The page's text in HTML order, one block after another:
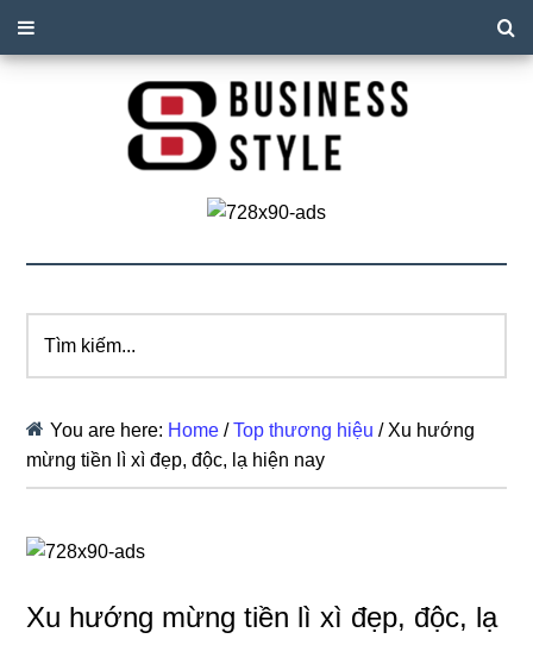
kiếm...
You are here: Home / Top thương hiệu /Xu hướng
mừng tiền lì xì đẹp, độc, lạ hiện nay
Xu hướng mừng tiền lì xì đẹp, độc, lạ